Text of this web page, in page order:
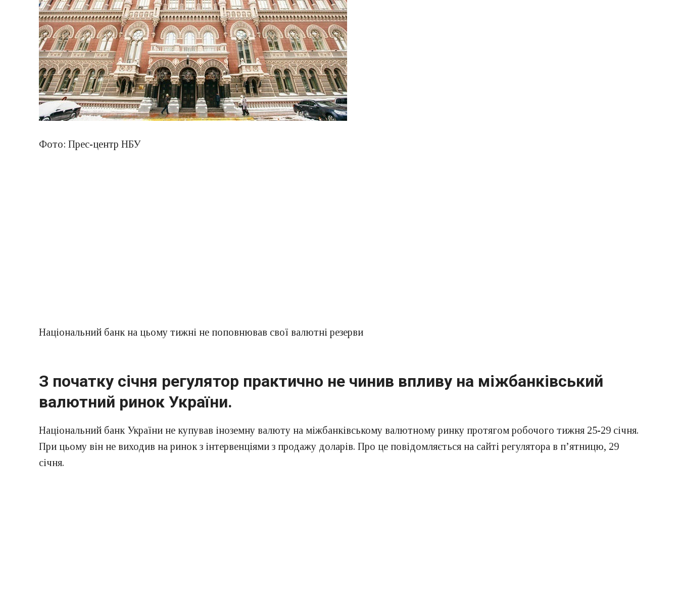
Фото: Прес-центр НБУ
Національний банк на цьому тижні не поповнював свої валютні резерви
З початку січня регулятор практично не чинив впливу на міжбанківський
валютний ринок України.
Національний банк України не купував іноземну валюту на міжбанківському валютному ринку протягом робочого тижня 25-29 січня.
При цьому він не виходив на ринок з інтервенціями з продажу доларів. Про це повідомляється на сайті регулятора в п’ятницю, 29
січня.